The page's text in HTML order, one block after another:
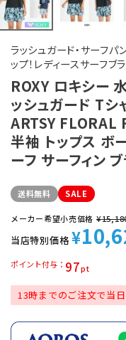
ラッシュガード・サーフパ
ップ！レディースサーフブ
ROXY ロキシー
ッシュガード Tシ
ARTSY FLORAL
半袖 トップス ボ
ーフ サーフィン
送料無料 SALE
メーカー希望小売価格 ¥
当店特別価格 ¥
97
ポイント付与
13時までのご注文で当